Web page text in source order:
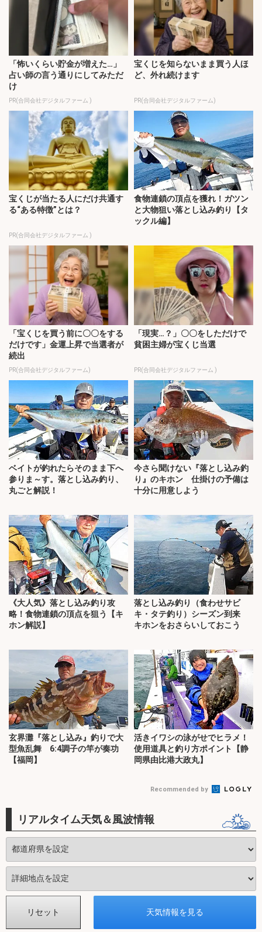
「怖いくらい貯金が増えた…」
占い師の言う通りにしてみただ
け
PR(合同会社デジタルファーム )
宝くじを知らないまま買う人ほ
ど、外れ続けます
PR(合同会社デジタルファーム)
宝くじが当たる人にだけ共通す
る“ある特徴”とは？
PR(合同会社デジタルファーム )
食物連鎖の頂点を獲れ！ガツン
と大物狙い落とし込み釣り【タ
ックル編】
「宝くじを買う前に〇〇をする
だけです」金運上昇で当選者が
続出
PR(合同会社デジタルファーム)
「現実…？」〇〇をしただけで
貧困主婦が宝くじ当選
PR(合同会社デジタルファーム )
ベイトが釣れたらそのまま下へ
参りま～す。落とし込み釣り、
丸ごと解説！
今さら聞けない『落とし込み釣
り』のキホン 仕掛けの予備は
十分に用意しよう
《大人気》落とし込み釣り攻
略！食物連鎖の頂点を狙う【キ
ホン解説】
落とし込み釣り（食わせサビ
キ・タテ釣り）シーズン到来
キホンをおさらいしておこう
玄界灘『落とし込み』釣りで大
型魚乱舞 6:4調子の竿が奏功
【福岡】
活きイワシの泳がせでヒラメ！
使用道具と釣り方ポイント【静
岡県由比港大政丸】
Recommended by
リアルタイム天気＆風波情報